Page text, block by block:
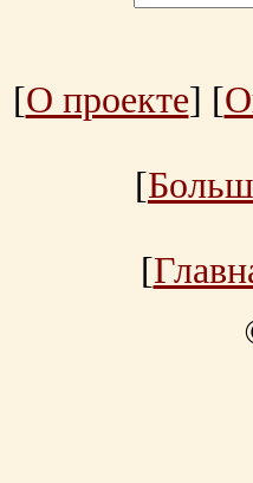
[О проекте] [
[
[